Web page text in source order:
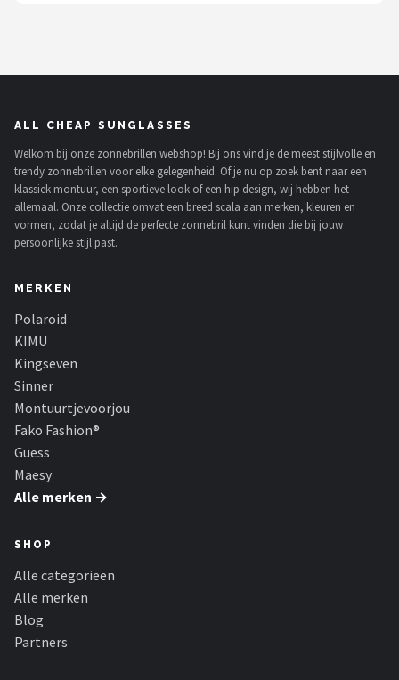
Guess
Maesy
Fako Sunglasses®
Serengeti
ALL CHEAP SUNGLASSES
Welkom bij onze zonnebrillen webshop! Bij ons vind je de meest stijlvolle en
trendy zonnebrillen voor elke gelegenheid. Of je nu op zoek bent naar een
klassiek montuur, een sportieve look of een hip design, wij hebben het
allemaal. Onze collectie omvat een breed scala aan merken, kleuren en
vormen, zodat je altijd de perfecte zonnebril kunt vinden die bij jouw
persoonlijke stijl past.
MERKEN
Polaroid
KIMU
Kingseven
Sinner
Montuurtjevoorjou
Fako Fashion®
Guess
Maesy
Alle merken →
SHOP
Alle categorieën
Alle merken
Blog
Partners